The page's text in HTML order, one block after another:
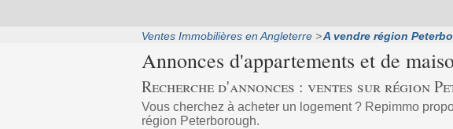
Ventes Immobilières en Angleterre A vendre région
Annonces d'appartements et de
Recherche d'annonces : ventes sur région
Vous cherchez à acheter un logement ? Repimmo
région Peterborough.